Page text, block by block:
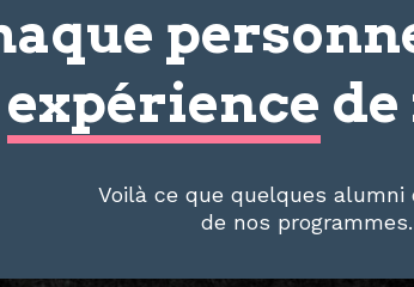
expérience
Voilà ce que quelques alumni
de nos programmes.